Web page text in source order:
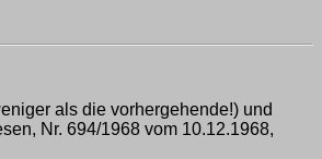
als die vorhergehende!) und
Nr. 694/1968 vom 10.12.1968,